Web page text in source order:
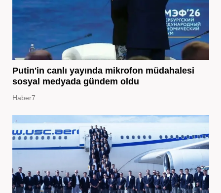
Putin'in canlı yayında mikrofon müdahalesi
sosyal medyada gündem oldu
Haber7